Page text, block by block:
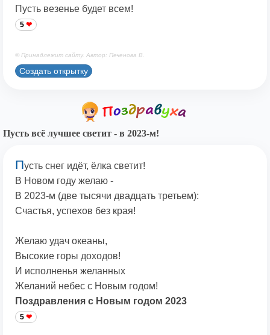
Пусть везенье будет всем!
5
© Принадлежит сайту. Автор: Печенова В.
Создать открытку
Пусть всё лучшее светит - в 2023-м!
Пусть снег идёт, ёлка светит!
В Новом году желаю -
В 2023-м (две тысячи двадцать третьем):
Счастья, успехов без края!
Желаю удач океаны,
Высокие горы доходов!
И исполненья желанных
Желаний небес с Новым годом!
Поздравления с Новым годом 2023
5